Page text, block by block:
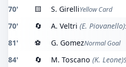
70' 🟨 S. GirelliYellow Card
70' 🔄 A. Veltri (E. Piovanello)
81' ⚽ G. GomezNormal Goal
84' 🔄 M. Toscano (K. Leone)